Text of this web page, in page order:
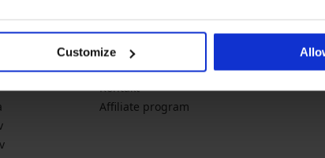
CustomizePODJETJE
O Astratex.si
Kontakt
Affiliate program